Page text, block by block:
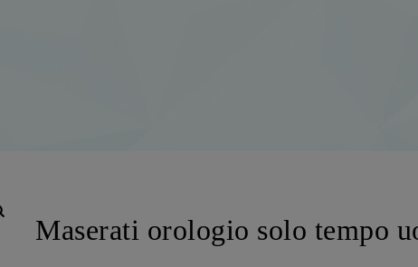
Maserati orologio solo tempo